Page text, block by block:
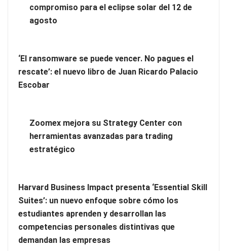
‘El ransomware se puede vencer. No pagues el rescate’: el
Zoomex mejora su Strategy Center con herramientas
avanzadas para trading estratégico
Harvard Business Impact presenta ‘Essential Skill Suites’: un
nuevo enfoque sobre cómo los estudiantes aprenden y
compromiso para el eclipse solar del 12 de
agosto
‘El ransomware se puede vencer. No pagues el
rescate’: el nuevo libro de Juan Ricardo Palacio
Escobar
Zoomex mejora su Strategy Center con
herramientas avanzadas para trading
estratégico
Harvard Business Impact presenta ‘Essential Skill
Suites’: un nuevo enfoque sobre cómo los
estudiantes aprenden y desarrollan las
competencias personales distintivas que
demandan las empresas